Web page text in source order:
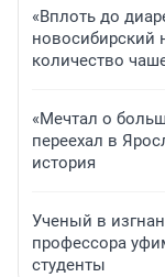
«Вплоть до
новосибирский
количество
«Мечтал о
переехал в
история
Ученый в
профессора
студенты